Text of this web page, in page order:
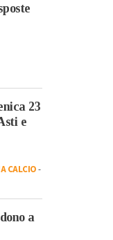
23
e
CALCIO-
a